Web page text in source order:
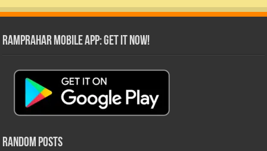
RamPrahar Mobile App: Get it Now!
Random Posts